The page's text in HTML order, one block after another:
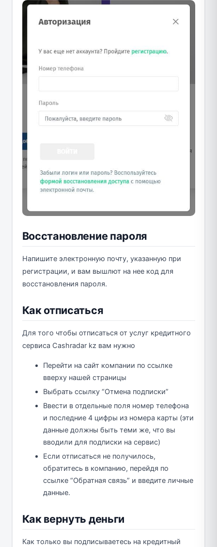
Восстановление пароля
Напишите электронную почту, указанную при
регистрации, и вам вышлют на нее код для
восстановления пароля.
Как отписаться
Для того чтобы отписаться от услуг кредитного
сервиса Cashradar kz вам нужно
Перейти на сайт компании по ссылке
вверху нашей страницы
Выбрать ссылку “Отмена подписки”
Ввести в отдельные поля номер телефона
и последние 4 цифры из номера карты (эти
данные должны быть теми же, что вы
вводили для подписки на сервис)
Если отписаться не получилось,
обратитесь в компанию, перейдя по
ссылке “Обратная связь” и введите личные
данные.
Как вернуть деньги
Как только вы подписываетесь на кредитный